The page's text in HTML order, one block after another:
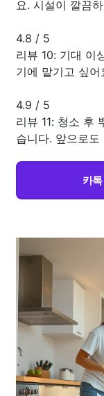
요. 시설이 깔끔
4.8 / 5
리뷰 10: 기대 이
기에 맡기고 싶
4.9 / 5
리뷰 11: 청소 후
습니다. 앞으로
카